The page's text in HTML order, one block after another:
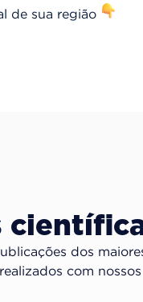
de sua região
dos
com nossos